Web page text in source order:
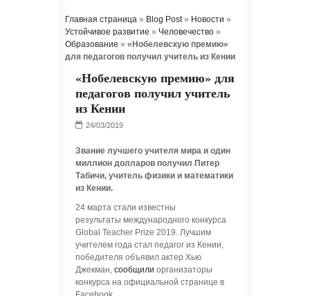
Главная страница » Blog Post» Новости »
Устойчивое развитие » Человечество »
Образование » «Нобелевскую премию»
для педагогов получил учитель из Кении
«Нобелевскую премию» для
педагогов получил учитель
из Кении
Звание лучшего учителя мира и один
миллион долларов получил Питер
Табичи, учитель физики и математики
из Кении.
24 марта стали известны
результаты международного конкурса
Global Teacher Prize 2019. Лучшим
учителем года стал педагог из Кении,
победителя объявил актер Хью
Джекман, сообщили организаторы
конкурса на официальной странице в